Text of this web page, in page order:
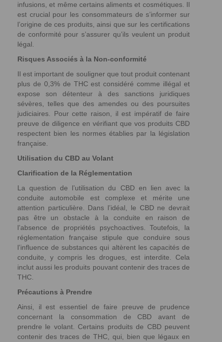
infusions, et même certains aliments et cosmétiques. Il
est crucial pour les consommateurs de s’informer sur
l’origine de ces produits, ainsi que sur les certifications
de conformité pour s’assurer qu’ils veulent un produit
légal.
Risques Associés à la Non-conformité
Il est important de souligner que tout produit contenant
plus de 0,3% de THC est considéré comme illégal et
expose son détenteur à des sanctions juridiques
sévères, telles que des amendes ou des poursuites
judiciaires. Pour cette raison, il est impératif de faire
preuve de diligence en vérifiant que vos produits CBD
respectent bien les normes établies par la législation
française.
Utilisation du CBD au Volant
Clarification de la Réglementation
La question de l’utilisation du CBD en lien avec la
conduite automobile est complexe et mérite une
attention particulière. Dans l’idéal, le CBD ne devrait
pas être un obstacle à la conduite en raison de
l’absence de propriétés psychoactives. Toutefois, la
réglementation française stipule que conduire sous
l’influence de substances qui altèrent les capacités de
conduite, y compris les drogues, est interdite. Cela
inclut aussi les produits pouvant contenir des traces de
THC.
Précautions à Prendre
Ainsi, il est essentiel de faire preuve de prudence
concernant la consommation de CBD avant de
prendre le volant. Certains produits de CBD peuvent
contenir des traces de THC, qui, bien que légaux en